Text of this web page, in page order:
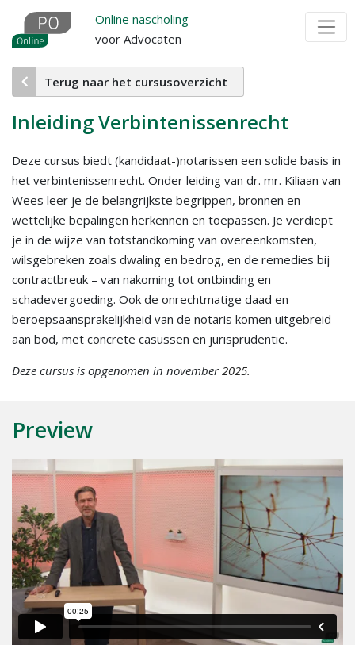
Overslaan
naar
de
inhoud
Online nascholing
voor Advocaten
Terug naar het cursusoverzicht
Inleiding Verbintenissenrecht
Deze cursus biedt (kandidaat-)notarissen een solide basis in
het verbintenissenrecht. Onder leiding van dr. mr. Kiliaan van
Wees leer je de belangrijkste begrippen, bronnen en
wettelijke bepalingen herkennen en toepassen. Je verdiept
je in de wijze van totstandkoming van overeenkomsten,
wilsgebreken zoals dwaling en bedrog, en de remedies bij
contractbreuk – van nakoming tot ontbinding en
schadevergoeding. Ook de onrechtmatige daad en
beroepsaansprakelijkheid van de notaris komen uitgebreid
aan bod, met concrete casussen en jurisprudentie.
Deze cursus is opgenomen in november2025.
Preview